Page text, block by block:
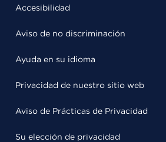
Accesibilidad
Aviso de no discriminación
Ayuda en su idioma
Privacidad de nuestro sitio web
Aviso de Prácticas de Privacidad
Su elección de privacidad